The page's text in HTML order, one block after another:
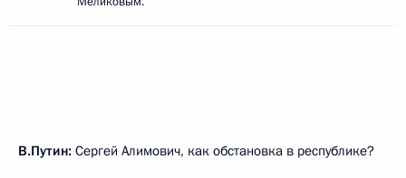
В.Путин: Сергей Алимович, как обстановка в республике?